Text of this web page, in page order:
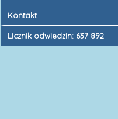
Kontakt
Licznik odwiedzin: 637 892